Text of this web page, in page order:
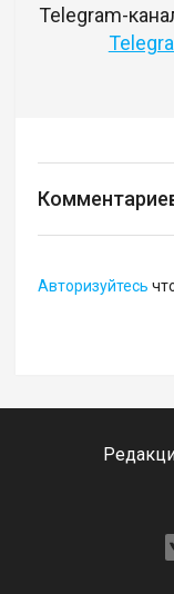
Telegram-
Авторизуйтесь